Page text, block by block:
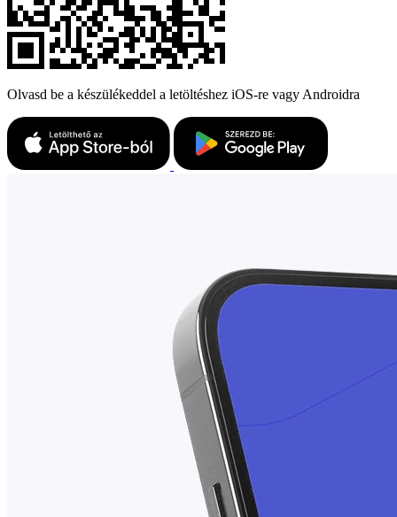
Olvasd be a készülékeddel a letöltéshez iOS-re vagy Androidra